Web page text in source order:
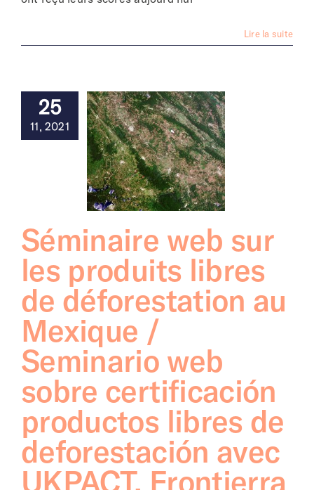
Lire la suite
25
11, 2021
Séminaire web sur
les produits libres
de déforestation au
Mexique /
Seminario web
sobre certificación
productos libres de
deforestación avec
UKPACT, Frontierra